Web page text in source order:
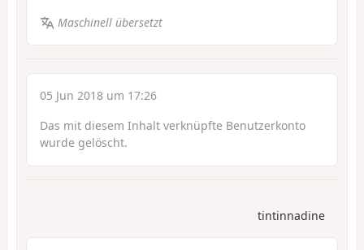
Maschinell übersetzt
05 Jun 2018 um 17:26
Das mit diesem Inhalt verknüpfte Benutzerkonto
wurde gelöscht.
tintinnadine